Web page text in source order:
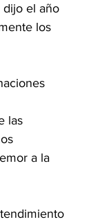
dijo el año
los
las
a la